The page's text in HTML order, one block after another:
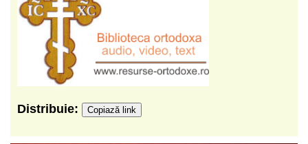
Distribuie: Copiază link